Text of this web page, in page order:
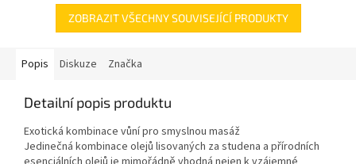
ZOBRAZIT VŠECHNY SOUVISEJÍCÍ PRODUKTY
Popis Diskuze Značka
Detailní popis produktu
Exotická kombinace vůní pro smyslnou masáž
Jedinečná kombinace olejů lisovaných za studena a přírodních